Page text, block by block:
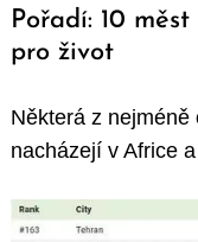
Pořadí: 10
pro život
Některá z
nacházejí v Africe